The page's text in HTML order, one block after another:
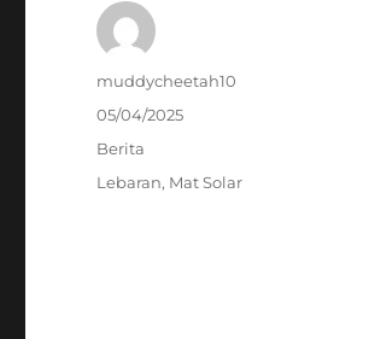
Author
muddycheetah10
Posted
05/04/2025
Categories
Berita
Tags
Lebaran, Mat Solar